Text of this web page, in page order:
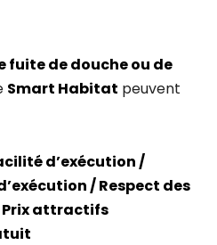
fuite de douche ou de
Smart Habitat peuvent
d’exécution /
/ Respect des
Prix attractifs